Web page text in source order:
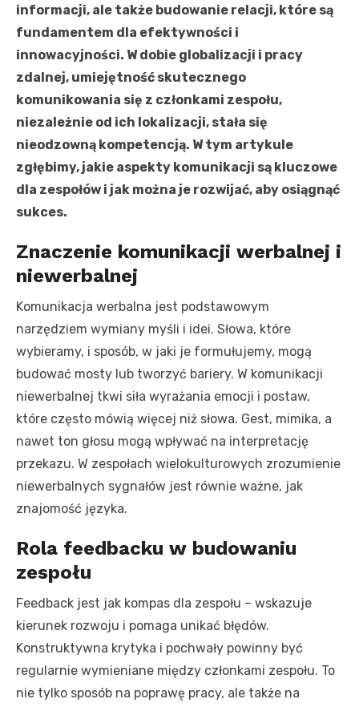
informacji, ale także budowanie relacji, które są
fundamentem dla efektywności i
innowacyjności. W dobie globalizacji i pracy
zdalnej, umiejętność skutecznego
komunikowania się z członkami zespołu,
niezależnie od ich lokalizacji, stała się
nieodzowną kompetencją. W tym artykule
zgłębimy, jakie aspekty komunikacji są kluczowe
dla zespołów i jak można je rozwijać, aby osiągnąć
sukces.
Znaczenie komunikacji werbalnej i
niewerbalnej
Komunikacja werbalna jest podstawowym
narzędziem wymiany myśli i idei. Słowa, które
wybieramy, i sposób, w jaki je formułujemy, mogą
budować mosty lub tworzyć bariery. W komunikacji
niewerbalnej tkwi siła wyrażania emocji i postaw,
które często mówią więcej niż słowa. Gest, mimika, a
nawet ton głosu mogą wpływać na interpretację
przekazu. W zespołach wielokulturowych zrozumienie
niewerbalnych sygnałów jest równie ważne, jak
znajomość języka.
Rola feedbacku w budowaniu
zespołu
Feedback jest jak kompas dla zespołu – wskazuje
kierunek rozwoju i pomaga unikać błędów.
Konstruktywna krytyka i pochwały powinny być
regularnie wymieniane między członkami zespołu. To
nie tylko sposób na poprawę pracy, ale także na